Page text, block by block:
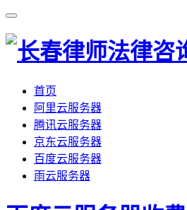
首页
阿里云服务器
腾讯云服务器
京东云服务器
百度云服务器
雨云服务器